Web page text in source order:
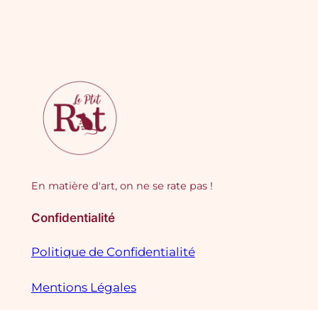
En matière d'art, on ne se rate pas !
Confidentialité
Politique de Confidentialité
Mentions Légales